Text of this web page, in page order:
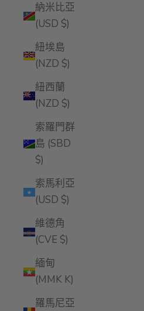
納米比亞
(USD $)
紐埃島
(NZD $)
紐西蘭
(NZD $)
索羅門群
島 (SBD
$)
索馬利亞
(USD $)
維德角
(CVE $)
緬甸
(MMK K)
羅馬尼亞